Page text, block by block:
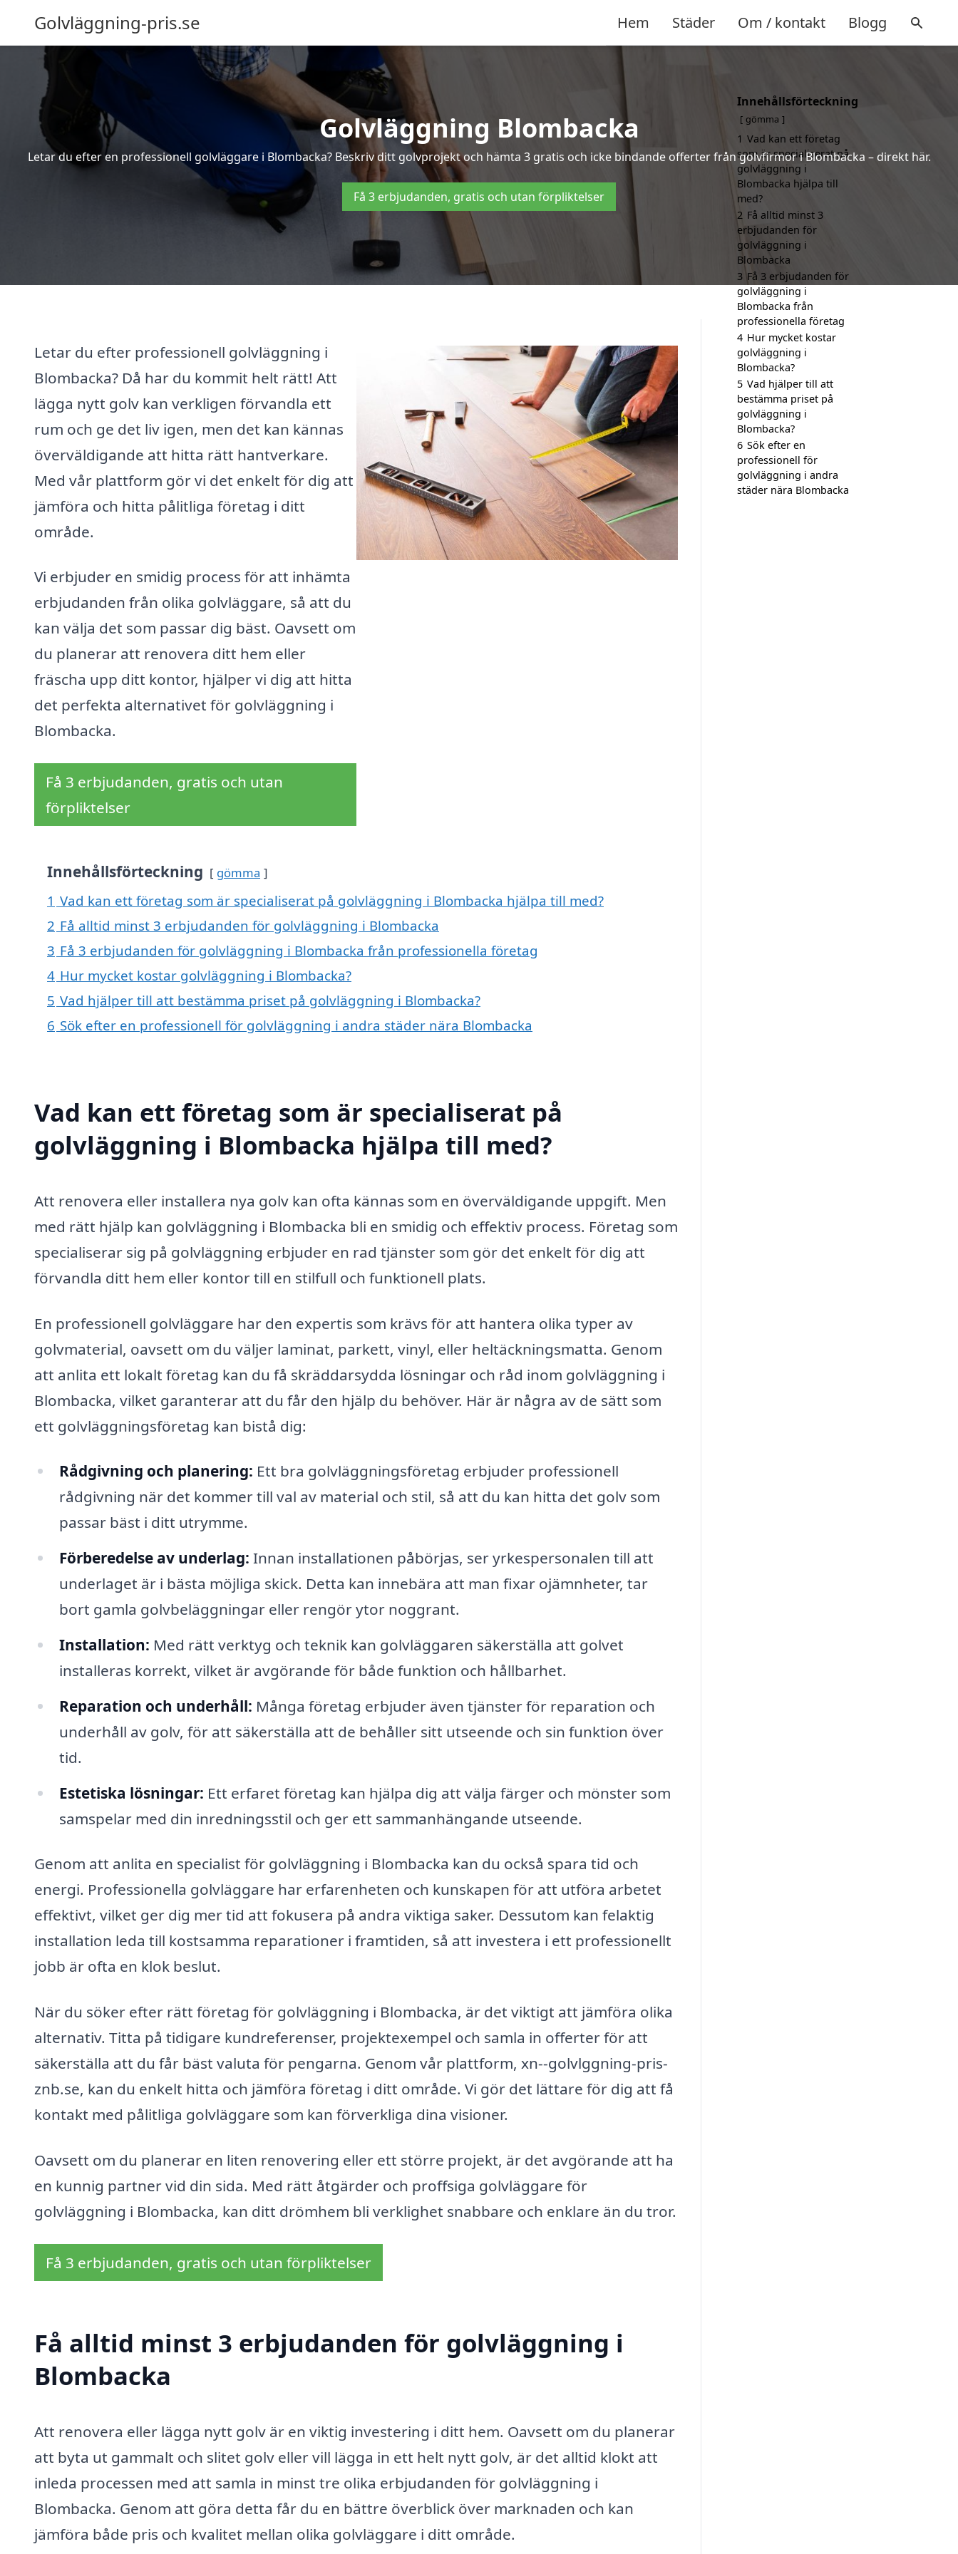
Golvläggning-pris.se Hem Städer Om / kontakt Blogg
Golvläggning Blombacka
Letar du efter en professionell golvläggare i Blombacka? Beskriv ditt golvprojekt och hämta 3 gratis och icke bindande offerter från golvfirmor i Blombacka – direkt här.
Få 3 erbjudanden, gratis och utan förpliktelser
Letar du efter professionell golvläggning i
Blombacka? Då har du kommit helt rätt! Att
lägga nytt golv kan verkligen förvandla ett
rum och ge det liv igen, men det kan kännas
överväldigande att hitta rätt hantverkare.
Med vår plattform gör vi det enkelt för dig att
jämföra och hitta pålitliga företag i ditt
område.
Vi erbjuder en smidig process för att inhämta
erbjudanden från olika golvläggare, så att du
kan välja det som passar dig bäst. Oavsett om
du planerar att renovera ditt hem eller
fräscha upp ditt kontor, hjälper vi dig att hitta
det perfekta alternativet för golvläggning i
Blombacka.
Få 3 erbjudanden, gratis och utan
förpliktelser
Innehållsförteckning gömma
1 Vad kan ett företag som är specialiserat på golvläggning i Blombacka hjälpa till med?
2 Få alltid minst 3 erbjudanden för golvläggning i Blombacka
3 Få 3 erbjudanden för golvläggning i Blombacka från professionella företag
4 Hur mycket kostar golvläggning i Blombacka?
5 Vad hjälper till att bestämma priset på golvläggning i Blombacka?
6 Sök efter en professionell för golvläggning i andra städer nära Blombacka
Vad kan ett företag som är specialiserat på
golvläggning i Blombacka hjälpa till med?
Att renovera eller installera nya golv kan ofta kännas som en överväldigande uppgift. Men
med rätt hjälp kan golvläggning i Blombacka bli en smidig och effektiv process. Företag som
specialiserar sig på golvläggning erbjuder en rad tjänster som gör det enkelt för dig att
förvandla ditt hem eller kontor till en stilfull och funktionell plats.
En professionell golvläggare har den expertis som krävs för att hantera olika typer av
golvmaterial, oavsett om du väljer laminat, parkett, vinyl, eller heltäckningsmatta. Genom
att anlita ett lokalt företag kan du få skräddarsydda lösningar och råd inom golvläggning i
Blombacka, vilket garanterar att du får den hjälp du behöver. Här är några av de sätt som
ett golvläggningsföretag kan bistå dig:
Rådgivning och planering: Ett bra golvläggningsföretag erbjuder professionell
rådgivning när det kommer till val av material och stil, så att du kan hitta det golv som
passar bäst i ditt utrymme.
Förberedelse av underlag: Innan installationen påbörjas, ser yrkespersonalen till att
underlaget är i bästa möjliga skick. Detta kan innebära att man fixar ojämnheter, tar
bort gamla golvbeläggningar eller rengör ytor noggrant.
Installation: Med rätt verktyg och teknik kan golvläggaren säkerställa att golvet
installeras korrekt, vilket är avgörande för både funktion och hållbarhet.
Reparation och underhåll: Många företag erbjuder även tjänster för reparation och
underhåll av golv, för att säkerställa att de behåller sitt utseende och sin funktion över
tid.
Estetiska lösningar: Ett erfaret företag kan hjälpa dig att välja färger och mönster som
samspelar med din inredningsstil och ger ett sammanhängande utseende.
Genom att anlita en specialist för golvläggning i Blombacka kan du också spara tid och
energi. Professionella golvläggare har erfarenheten och kunskapen för att utföra arbetet
effektivt, vilket ger dig mer tid att fokusera på andra viktiga saker. Dessutom kan felaktig
installation leda till kostsamma reparationer i framtiden, så att investera i ett professionellt
jobb är ofta en klok beslut.
När du söker efter rätt företag för golvläggning i Blombacka, är det viktigt att jämföra olika
alternativ. Titta på tidigare kundreferenser, projektexempel och samla in offerter för att
säkerställa att du får bäst valuta för pengarna. Genom vår plattform, xn--golvlggning-pris-
znb.se, kan du enkelt hitta och jämföra företag i ditt område. Vi gör det lättare för dig att få
kontakt med pålitliga golvläggare som kan förverkliga dina visioner.
Oavsett om du planerar en liten renovering eller ett större projekt, är det avgörande att ha
en kunnig partner vid din sida. Med rätt åtgärder och proffsiga golvläggare för
golvläggning i Blombacka, kan ditt drömhem bli verklighet snabbare och enklare än du tror.
Få 3 erbjudanden, gratis och utan förpliktelser
Få alltid minst 3 erbjudanden för golvläggning i
Blombacka
Att renovera eller lägga nytt golv är en viktig investering i ditt hem. Oavsett om du planerar
att byta ut gammalt och slitet golv eller vill lägga in ett helt nytt golv, är det alltid klokt att
inleda processen med att samla in minst tre olika erbjudanden för golvläggning i
Blombacka. Genom att göra detta får du en bättre överblick över marknaden och kan
jämföra både pris och kvalitet mellan olika golvläggare i ditt område.
Innehållsförteckning
gömma
1 Vad kan ett företag
som är specialiserat på
golvläggning i
Blombacka hjälpa till
med?
2 Få alltid minst 3
erbjudanden för
golvläggning i
Blombacka
3 Få 3 erbjudanden för
golvläggning i
Blombacka från
professionella företag
4 Hur mycket kostar
golvläggning i
Blombacka?
5 Vad hjälper till att
bestämma priset på
golvläggning i
Blombacka?
6 Sök efter en
professionell för
golvläggning i andra
städer nära Blombacka